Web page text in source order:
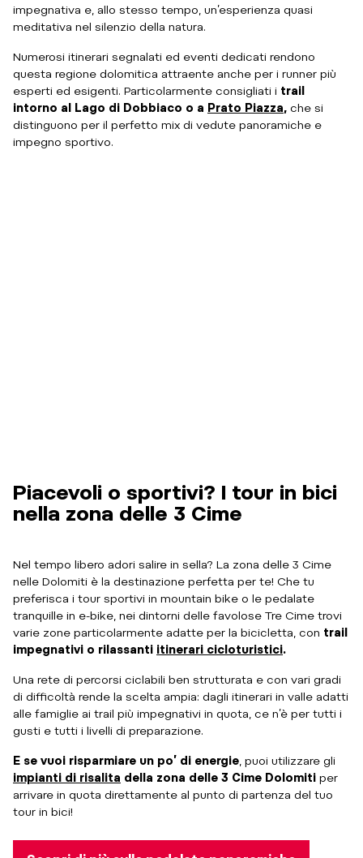
impegnativa e, allo stesso tempo, un’esperienza quasi
meditativa nel silenzio della natura.
Numerosi itinerari segnalati ed eventi dedicati rendono
questa regione dolomitica attraente anche per i runner più
esperti ed esigenti. Particolarmente consigliati i trail
intorno al Lago di Dobbiaco o a Prato Piazza, che si
distinguono per il perfetto mix di vedute panoramiche e
impegno sportivo.
Piacevoli o sportivi? I tour in bici
nella zona delle 3 Cime
Nel tempo libero adori salire in sella? La zona delle 3 Cime
nelle Dolomiti è la destinazione perfetta per te! Che tu
preferisca i tour sportivi in mountain bike o le pedalate
tranquille in e-bike, nei dintorni delle favolose Tre Cime trovi
varie zone particolarmente adatte per la bicicletta, con trail
impegnativi o rilassanti itinerari cicloturistici.
Una rete di percorsi ciclabili ben strutturata e con vari gradi
di difficoltà rende la scelta ampia: dagli itinerari in valle adatti
alle famiglie ai trail più impegnativi in quota, ce n’è per tutti i
gusti e tutti i livelli di preparazione.
E se vuoi risparmiare un po’ di energie , puoi utilizzare gli
impianti di risalita della zona delle 3 Cime Dolomiti per
arrivare in quota direttamente al punto di partenza del tuo
tour in bici!